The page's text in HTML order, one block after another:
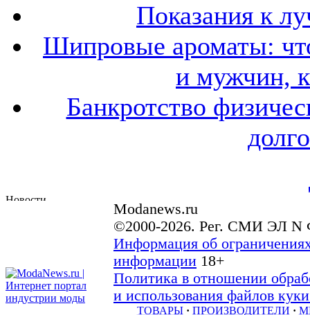
Показания к
Шипровые ароматы:
и мужчин,
Банкротство
Modanews.ru
©2000-2026. Рег. СМИ ЭЛ N
Информация об
информации 18+
Политика в отношении
и использования файлов
ТОВАРЫ · ПРОИЗВОДИТЕЛИ ·